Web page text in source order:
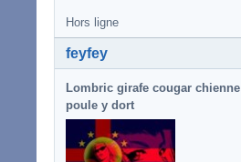
Hors ligne
feyfey
Lombric girafe cougar chienne
poule y dort